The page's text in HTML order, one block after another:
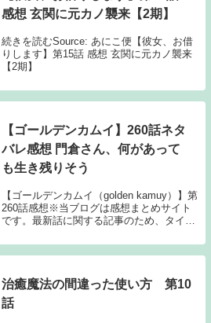
感想 玄関に元カノ襲来【2期】
続きを読むSource: あにこ便【彼女、お借
りします】第15話 感想 玄関に元カノ襲来
【2期】
【ゴールデンカムイ】260話ネタ
バレ感想 門倉さん、何があって
も生き残りそう
【ゴールデンカムイ（golden kamuy）】第
260話感想※当ブログは感想まとめサイト
です。最新話に関する記事のため、タイト
ンガ本編の会話・スクリーンショットの画
像等、内容の詳細に抵触する情報は公開...
治癒魔法の間違った使い方 第10
話